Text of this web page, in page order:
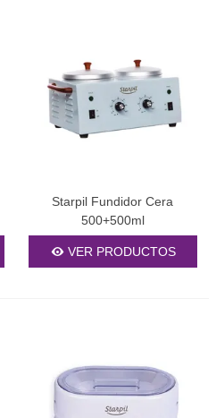
Starpil Fundidor Cera
500+500ml
VER PRODUCTOS